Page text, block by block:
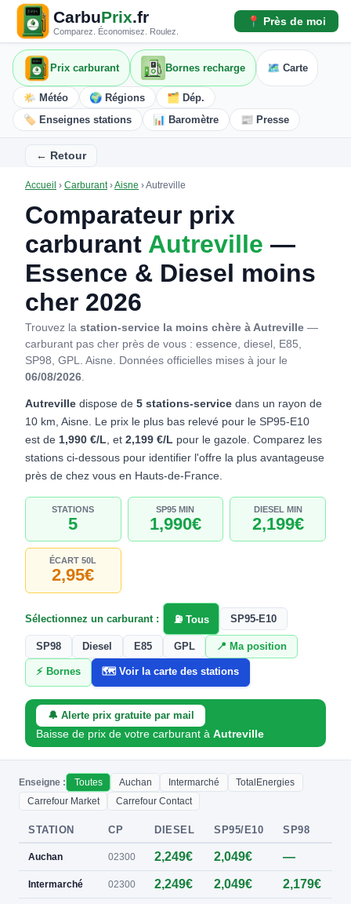
CarbuPrix.fr
Comparez. Économisez. Roulez.
📍 Près de moi
Prix carburant Bornes recharge 🗺️ Carte
🌤️ Météo 🌍 Régions
🗂️ Dép.
🏷️ Enseignes stations
📊 Baromètre 📰 Presse
← Retour
Accueil › Carburant›Aisne ›Autreville
Comparateur prix
carburant Autreville —
Essence & Diesel moins
cher 2026
Trouvez la station-service la moins chère à Autreville —
carburant pas cher près de vous : essence, diesel, E85,
SP98, GPL. Aisne. Données officielles mises à jour le
06/08/2026.
Autreville dispose de 5 stations-service dans un rayon de
10 km, Aisne. Le prix le plus bas relevé pour le SP95-E10
est de 1,990 €/L, et 2,199 €/L pour le gazole. Comparez les
stations ci-dessous pour identifier l'offre la plus avantageuse
près de chez vous en Hauts-de-France.
STATIONS
5
SP95 MIN
1,990€
DIESEL MIN
2,199€
ÉCART 50L
2,95€
Sélectionnez un carburant : ⛽ Tous SP95-E10
SP98 Diesel E85 GPL 📍 Ma position
⚡ Bornes 🗺️ Voir la carte des stations
🔔 Alerte prix gratuite par mail
Baisse de prix de votre carburant àAutreville
Enseigne : Toutes Auchan Intermarché
TotalEnergies
Carrefour Market
Carrefour Contact
STATION CP DIESEL SP95/E10 SP98
Auchan 02300 2,249€ 2,049€ —
Intermarché 02300 2,249€ 2,049€ 2,179€